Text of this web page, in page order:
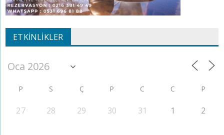
ETKINLIKLER
P S Ç P C C P
27 28 29 30 31 1 2